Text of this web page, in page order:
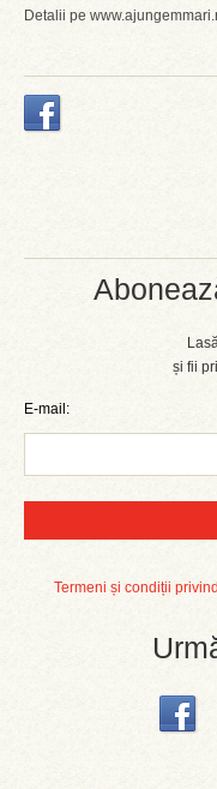
și fii
E-mail:
Termeni și condiții
Detalii pe